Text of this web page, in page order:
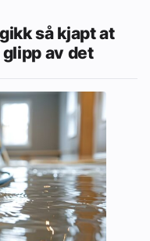
så kjapt at
av det